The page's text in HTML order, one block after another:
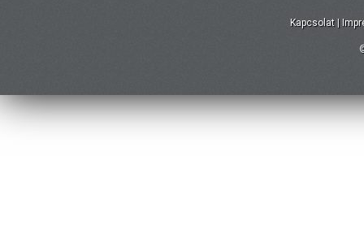
Kapcsolat |